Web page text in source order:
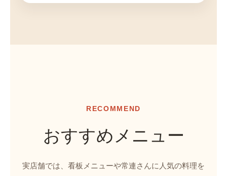
RECOMMEND
おすすめメニュー
実店舗では、看板メニューや常連さんに人気の料理を